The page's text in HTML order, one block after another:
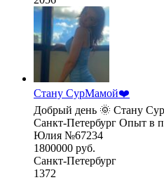
Стану СурМамой❤️
Добрый день 🌞 Стану
Санкт-Петербург Опыт в
Юлия №67234
1800000 руб.
Санкт-Петербург
1372